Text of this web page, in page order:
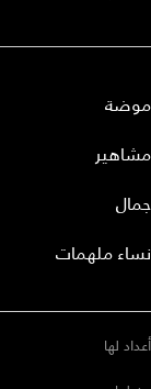
موضة
مشاهير
جمال
نساء ملهمات
أعداد لها